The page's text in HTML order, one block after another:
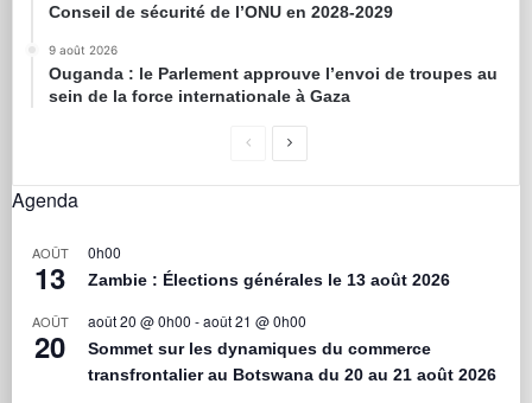
Conseil de sécurité de l’ONU en 2028-2029
9 août 2026
Ouganda : le Parlement approuve l’envoi de troupes au
sein de la force internationale à Gaza
Agenda
AOÛT
13
0h00
Zambie : Élections générales le 13 août 2026
AOÛT
20
août 20 @ 0h00 -août 21 @ 0h00
Sommet sur les dynamiques du commerce
transfrontalier au Botswana du 20 au 21 août 2026